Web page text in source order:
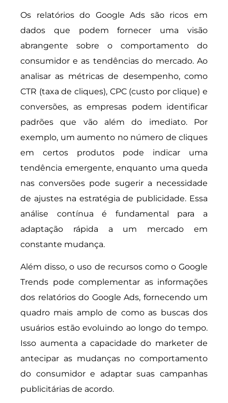
Os relatórios do Google Ads são ricos em
dados que podem fornecer uma visão
abrangente sobre o comportamento do
consumidor e as tendências do mercado. Ao
analisar as métricas de desempenho, como
CTR (taxa de cliques), CPC (custo por clique) e
conversões, as empresas podem identificar
padrões que vão além do imediato. Por
exemplo, um aumento no número de cliques
em certos produtos pode indicar uma
tendência emergente, enquanto uma queda
nas conversões pode sugerir a necessidade
de ajustes na estratégia de publicidade. Essa
análise contínua é fundamental para a
adaptação rápida a um mercado em
constante mudança.
Além disso, o uso de recursos como o Google
Trends pode complementar as informações
dos relatórios do Google Ads, fornecendo um
quadro mais amplo de como as buscas dos
usuários estão evoluindo ao longo do tempo.
Isso aumenta a capacidade do marketer de
antecipar as mudanças no comportamento
do consumidor e adaptar suas campanhas
publicitárias de acordo.